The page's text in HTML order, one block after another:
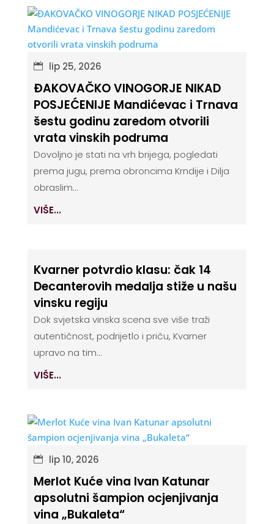
lip 25, 2026
ĐAKOVAČKO VINOGORJE NIKAD
POSJEĆENIJE Mandićevac i Trnava
šestu godinu zaredom otvorili
vrata vinskih podruma
Dovoljno je stati na vrh brijega, pogledati
prema jugu, prema obroncima Krndije i Dilja
obraslim...
VIŠE...
Kvarner potvrdio klasu: čak 14
Decanterovih medalja stiže u našu
vinsku regiju
Dok svjetska vinska scena sve više traži
autentičnost, podrijetlo i priču, Kvarner
upravo na tim...
VIŠE...
lip 10, 2026
Merlot Kuće vina Ivan Katunar
apsolutni šampion ocjenjivanja
vina „Bukaleta“